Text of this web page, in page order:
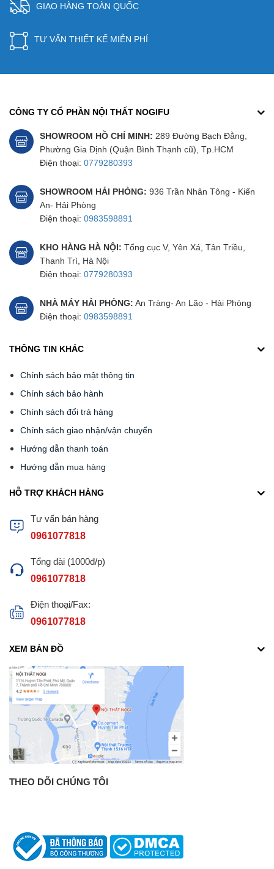
GIAO HÀNG TOÀN QUỐC
TƯ VẤN THIẾT KẾ MIỄN PHÍ
CÔNG TY CỔ PHẦN NỘI THẤT NOGIFU
SHOWROOM HỒ CHÍ MINH: 289 Đường Bạch Đằng,
Phường Gia Định (Quận Bình Thạnh cũ), Tp.HCM
Điện thoại: 0779280393
SHOWROOM HẢI PHÒNG: 936 Trần Nhân Tông - Kiến
An- Hải Phòng
Điện thoại: 0983598891
KHO HÀNG HÀ NỘI: Tổng cục V, Yên Xá, Tân Triều,
Thanh Trì, Hà Nội
Điện thoại: 0779280393
NHÀ MÁY HẢI PHÒNG: An Tràng- An Lão - Hải Phòng
Điện thoại: 0983598891
THÔNG TIN KHÁC
Chính sách bảo mật thông tin
Chính sách bảo hành
Chính sách đổi trả hàng
Chính sách giao nhận/vận chuyển
Hướng dẫn thanh toán
Hướng dẫn mua hàng
HỖ TRỢ KHÁCH HÀNG
Tư vấn bán hàng
0961077818
Tổng đài (1000đ/p)
0961077818
Điện thoại/Fax:
0961077818
XEM BẢN ĐỒ
THEO DÕI CHÚNG TÔI